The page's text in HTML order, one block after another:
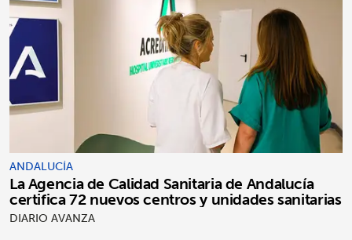
ANDALUCÍA
La Agencia de Calidad Sanitaria de Andalucía
certifica 72 nuevos centros y unidades sanitarias
DIARIO AVANZA